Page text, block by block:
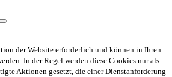
der Website erforderlich und können in Ihren
In der Regel werden diese Cookies nur als
Aktionen gesetzt, die einer Dienstanforderung